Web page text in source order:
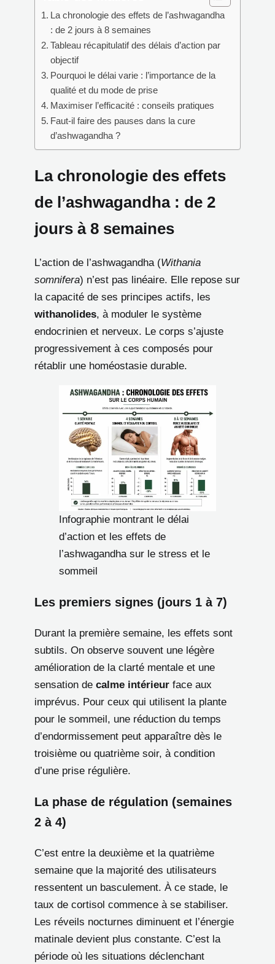
La chronologie des effets de l’ashwagandha
: de 2 jours à 8 semaines
Tableau récapitulatif des délais d’action par
objectif
Pourquoi le délai varie : l’importance de la
qualité et du mode de prise
Maximiser l’efficacité : conseils pratiques
Faut-il faire des pauses dans la cure
d’ashwagandha ?
La chronologie des effets
de l’ashwagandha : de 2
jours à 8 semaines
L’action de l’ashwagandha (Withania
somnifera) n’est pas linéaire. Elle repose sur
la capacité de ses principes actifs, les
withanolides, à moduler le système
endocrinien et nerveux. Le corps s’ajuste
progressivement à ces composés pour
rétablir une homéostasie durable.
Infographie montrant le délai
d’action et les effets de
l’ashwagandha sur le stress et le
sommeil
Les premiers signes (jours 1 à 7)
Durant la première semaine, les effets sont
subtils. On observe souvent une légère
amélioration de la clarté mentale et une
sensation de calme intérieur face aux
imprévus. Pour ceux qui utilisent la plante
pour le sommeil, une réduction du temps
d’endormissement peut apparaître dès le
troisième ou quatrième soir, à condition
d’une prise régulière.
La phase de régulation (semaines
2 à 4)
C’est entre la deuxième et la quatrième
semaine que la majorité des utilisateurs
ressentent un basculement. À ce stade, le
taux de cortisol commence à se stabiliser.
Les réveils nocturnes diminuent et l’énergie
matinale devient plus constante. C’est la
période où les situations déclenchant